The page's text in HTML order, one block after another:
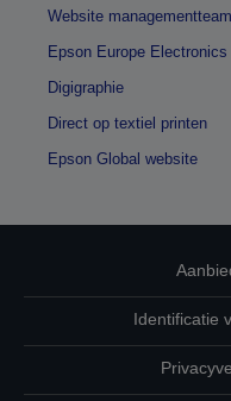
Website managementteam
Epson Europe Electronics
Digigraphie
Direct op textiel printen
Epson Global website
Identificatie